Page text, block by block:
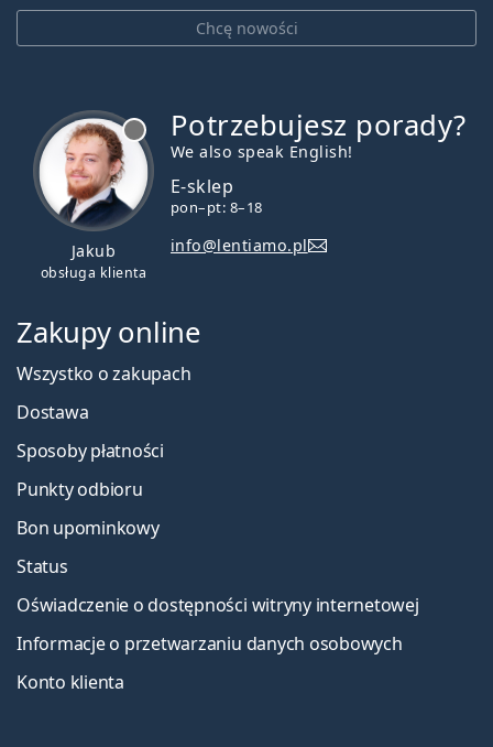
Chcę nowości
Jakub
obsługa klienta
Potrzebujesz porady?
We also speak English!
E-sklep
pon–pt: 8–18
info@lentiamo.pl
Zakupy online
Wszystko o zakupach
Dostawa
Sposoby płatności
Punkty odbioru
Bon upominkowy
Status
Oświadczenie o dostępności witryny internetowej
Informacje o przetwarzaniu danych osobowych
Konto klienta